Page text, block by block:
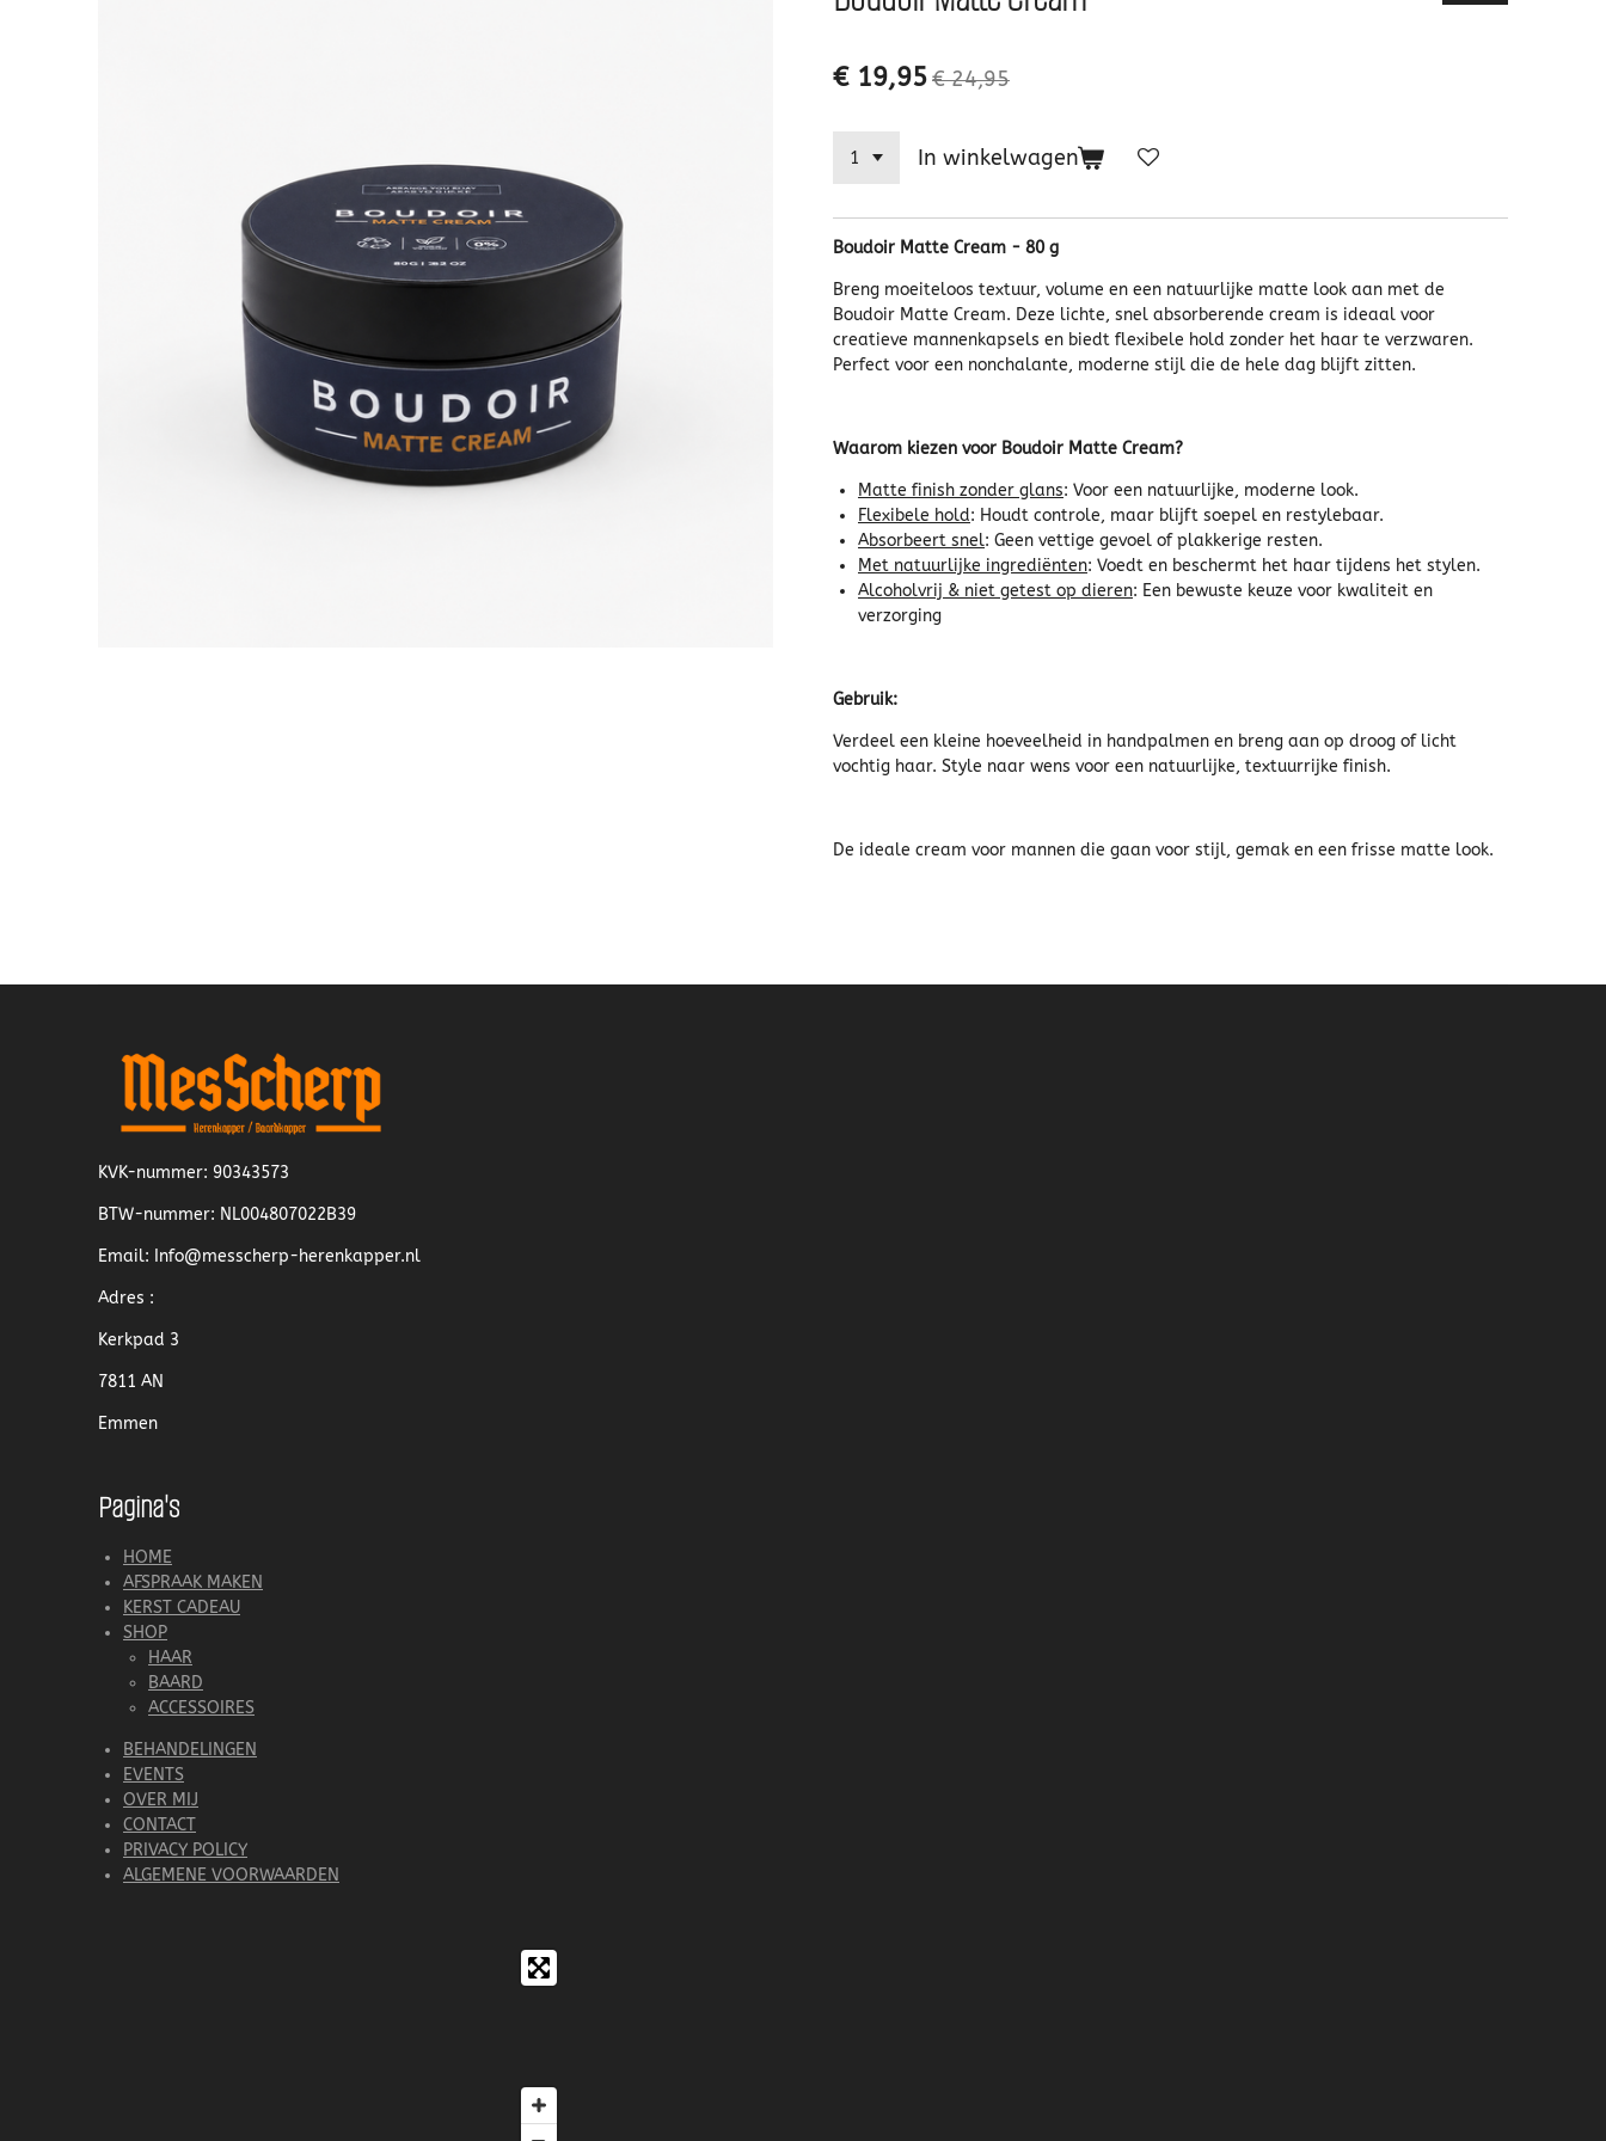
€ 19,95€ 24,95
In winkelwagen
Boudoir Matte Cream - 80 g
Breng moeiteloos textuur, volume en een natuurlijke matte look aan met de
Boudoir Matte Cream. Deze lichte, snel absorberende cream is ideaal voor
creatieve mannenkapsels en biedt flexibele hold zonder het haar te verzwaren.
Perfect voor een nonchalante, moderne stijl die de hele dag blijft zitten.
Waarom kiezen voor Boudoir Matte Cream?
Matte finish zonder glans: Voor een natuurlijke, moderne look.
Flexibele hold: Houdt controle, maar blijft soepel en restylebaar.
Absorbeert snel: Geen vettige gevoel of plakkerige resten.
Met natuurlijke ingrediënten: Voedt en beschermt het haar tijdens het stylen.
Alcoholvrij & niet getest op dieren: Een bewuste keuze voor kwaliteit en
verzorging
Gebruik:
Verdeel een kleine hoeveelheid in handpalmen en breng aan op droog of licht
vochtig haar. Style naar wens voor een natuurlijke, textuurrijke finish.
De ideale cream voor mannen die gaan voor stijl, gemak en een frisse matte look.
KVK-nummer: 90343573
BTW-nummer: NL004807022B39
Email: Info@messcherp-herenkapper.nl
Adres :
Kerkpad 3
7811 AN
Emmen
Pagina's
HOME
AFSPRAAK MAKEN
KERST CADEAU
SHOP
HAAR
BAARD
ACCESSOIRES
BEHANDELINGEN
EVENTS
OVER MIJ
CONTACT
PRIVACY POLICY
ALGEMENE VOORWAARDEN